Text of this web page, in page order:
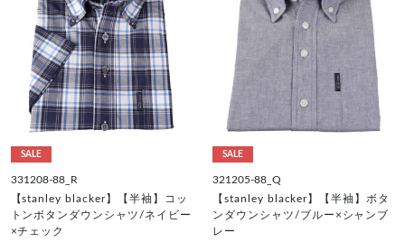
SALE
331208-88_R
【stanley blacker】【半袖】コッ
トンボタンダウンシャツ/ネイビー
×チェック
SALE
321205-88_Q
【stanley blacker】【半袖】ボタ
ンダウンシャツ/ブルー×シャンブ
レー